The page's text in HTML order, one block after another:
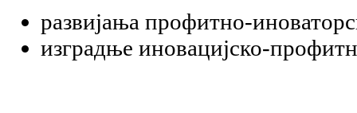
развијања профитно-
изградње иновацијско-